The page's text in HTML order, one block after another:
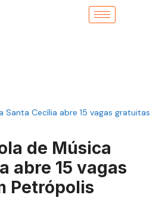
Santa Cecília abre 15 vagas gratuitas
de Música
abre 15 vagas
Petrópolis